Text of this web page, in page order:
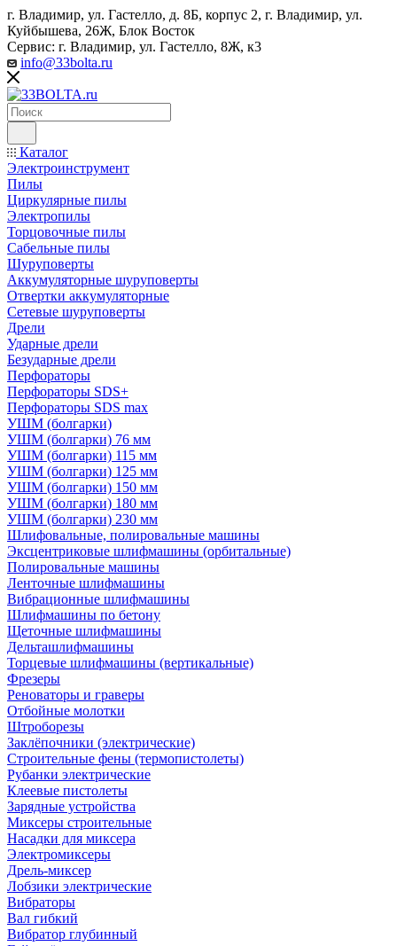
г. Владимир, ул. Гастелло, д. 8Б, корпус 2, г. Владимир, ул. ​
Куйбышева, 26Ж, Блок Восток
Сервис: г. Владимир, ул. Гастелло, 8Ж, к3
info@33bolta.ru
Каталог
Электроинструмент
Пилы
Циркулярные пилы
Электропилы
Торцовочные пилы
Сабельные пилы
Шуруповерты
Аккумуляторные шуруповерты
Отвертки аккумуляторные
Сетевые шуруповерты
Дрели
Ударные дрели
Безударные дрели
Перфораторы
Перфораторы SDS+
Перфораторы SDS max
УШМ (болгарки)
УШМ (болгарки) 76 мм
УШМ (болгарки) 115 мм
УШМ (болгарки) 125 мм
УШМ (болгарки) 150 мм
УШМ (болгарки) 180 мм
УШМ (болгарки) 230 мм
Шлифовальные, полировальные машины
Эксцентриковые шлифмашины (орбитальные)
Полировальные машины
Ленточные шлифмашины
Вибрационные шлифмашины
Шлифмашины по бетону
Щеточные шлифмашины
Дельташлифмашины
Торцевые шлифмашины (вертикальные)
Фрезеры
Реноваторы и граверы
Отбойные молотки
Штроборезы
Заклёпочники (электрические)
Строительные фены (термопистолеты)
Рубанки электрические
Клеевые пистолеты
Зарядные устройства
Миксеры строительные
Насадки для миксера
Электромиксеры
Дрель-миксер
Лобзики электрические
Вибраторы
Вал гибкий
Вибратор глубинный